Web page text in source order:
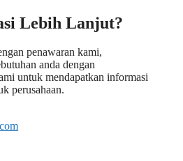
Lebih Lanjut?
penawaran kami,
anda dengan
untuk mendapatkan informasi
perusahaan.